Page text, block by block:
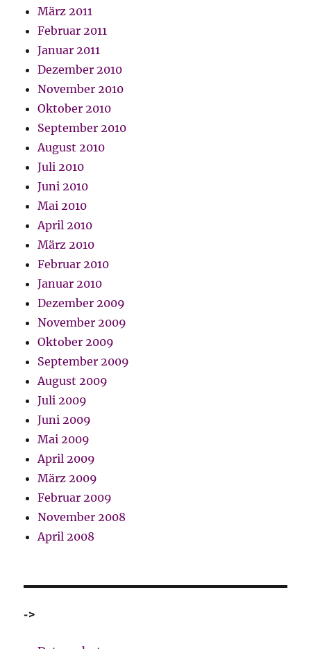
März 2011
Februar 2011
Januar 2011
Dezember 2010
November 2010
Oktober 2010
September 2010
August 2010
Juli 2010
Juni 2010
Mai 2010
April 2010
März 2010
Februar 2010
Januar 2010
Dezember 2009
November 2009
Oktober 2009
September 2009
August 2009
Juli 2009
Juni 2009
Mai 2009
April 2009
März 2009
Februar 2009
November 2008
April 2008
->